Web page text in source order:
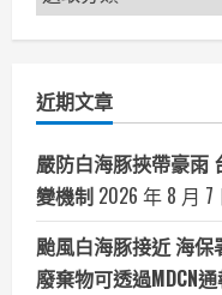
聞
近期文章
嚴防白海豚挾帶豪雨
變機制 2026 年 8 月 7
颱風白海豚接近 海
廢棄物可透過MDCN